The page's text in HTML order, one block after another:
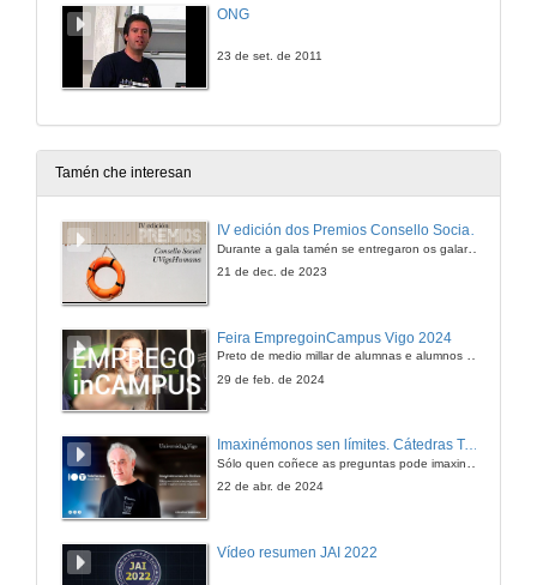
ONG
23 de set. de 2011
Tamén che interesan
IV edición dos Premios Consello Social UVigo Humana
Durante a gala tamén se entregaron os galardóns aos mellores TFG e TFM en materia de Axenda 2030
21 de dec. de 2023
Feira EmpregoinCampus Vigo 2024
Preto de medio millar de alumnas e alumnos buscan coñecer máis de preto as oportunidades que lles achegan as arredor de medio cento de empresas que participan na edición viguesa da feira. Xunto coa visita aos stands, durante a feria desenvólvense varias actividades complementarias, como obradoiros, conversas, mesas redondas ou o pasaporte de empregabilidade, un espazo no que poderán recibir asesoramento sobre o seu CV.
29 de feb. de 2024
Imaxinémonos sen límites. Cátedras Telefónica
22 de abr. de 2024
Vídeo resumen JAI 2022